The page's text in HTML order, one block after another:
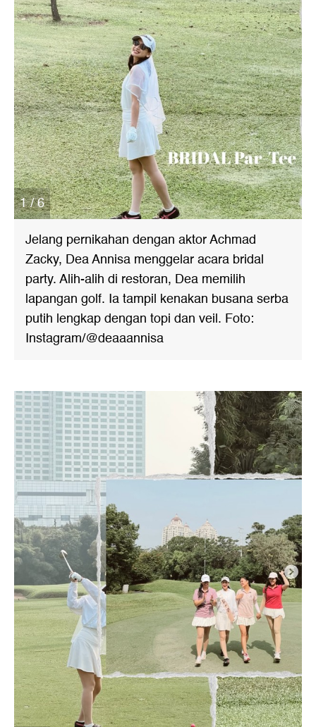
1 / 6
Jelang pernikahan dengan aktor Achmad
Zacky, Dea Annisa menggelar acara bridal
party. Alih-alih di restoran, Dea memilih
lapangan golf. Ia tampil kenakan busana serba
putih lengkap dengan topi dan veil. Foto:
Instagram/@deaaannisa